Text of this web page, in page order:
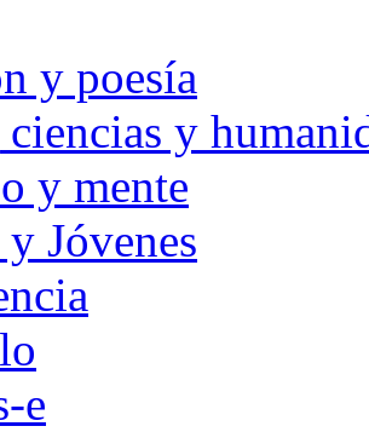
y poesía
y
y mente
Jóvenes
e